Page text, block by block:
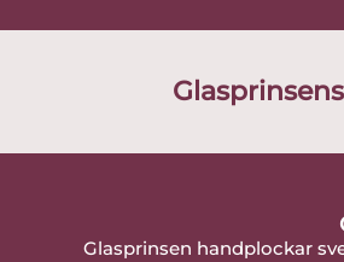
Glasprinsen handplockar